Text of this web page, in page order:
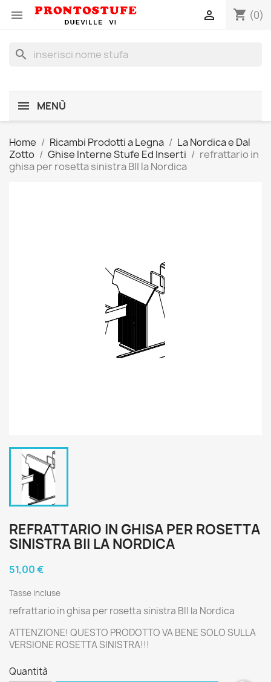
 shopping_cart (0)

search
MENÙ
Home Ricambi Prodotti a Legna
La Nordica e Dal
Zotto
Ghise Interne Stufe Ed Inserti
refrattario in
ghisa per rosetta sinistra BII la Nordica
REFRATTARIO IN GHISA PER ROSETTA
SINISTRA BII LA NORDICA
51,00 €
Tasse incluse
refrattario in ghisa per rosetta sinistra BII la Nordica
ATTENZIONE! QUESTO PRODOTTO VA BENE SOLO SULLA
VERSIONE ROSETTA SINISTRA!!!
Quantità